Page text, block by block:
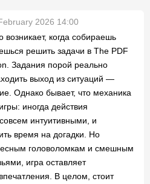
2026 14:00
возникает, когда собираешь
решить задачи в The PDF
Задания порой реально
выход из ситуаций —
Однако бывает, что механика
иногда действия
интуитивными, и
время на догадки. Но
головоломкам и смешным
игра оставляет
В целом, стоит